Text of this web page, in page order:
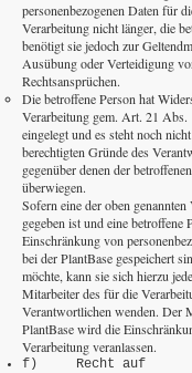
personenbezogenen Daten für
Verarbeitung nicht länger, die
benötigt sie jedoch zur
Ausübung oder Verteidigung
Rechtsansprüchen.
Die betroffene Person hat
Verarbeitung gem. Art. 21
eingelegt und es steht noch
berechtigten Gründe des
gegenüber denen der
überwiegen.
Sofern eine der oben genannten
gegeben ist und eine betroffene
Einschränkung von
bei der PlantBase gespeichert
möchte, kann sie sich hierzu
Mitarbeiter des für die
Verantwortlichen wenden. Der
PlantBase wird die
Verarbeitung veranlassen.
f) Recht auf